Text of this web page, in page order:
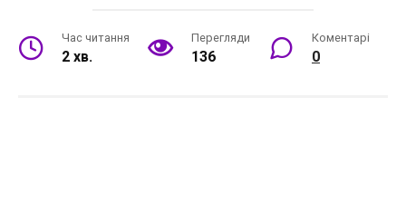
Час читання
2 хв.
Перегляди
136
Коментарі
0